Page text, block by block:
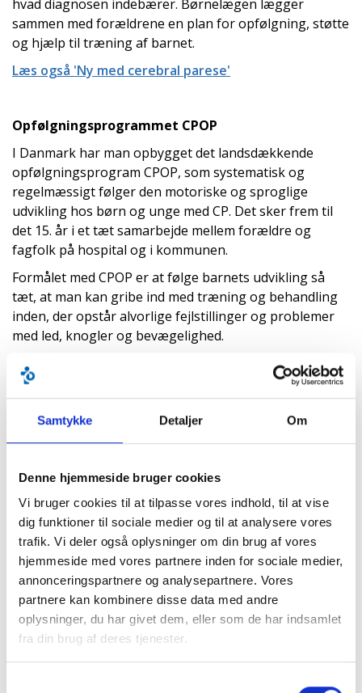
Samtykke Detaljer Om
Denne hjemmeside bruger cookies
Vi bruger cookies til at tilpasse vores indhold, til at vise
dig funktioner til sociale medier og til at analysere vores
trafik. Vi deler også oplysninger om din brug af vores
hjemmeside med vores partnere inden for sociale medier,
annonceringspartnere og analysepartnere. Vores
partnere kan kombinere disse data med andre
oplysninger, du har givet dem, eller som de har indsamlet
fra din brug af deres tjenester.
hvad diagnosen indebærer. Børnelægen lægger
sammen med forældrene en plan for opfølgning, støtte
og hjælp til træning af barnet.
Læs også 'Ny med cerebral parese'
Opfølgningsprogrammet CPOP
I Danmark har man opbygget det landsdækkende
opfølgningsprogram CPOP, som systematisk og
regelmæssigt følger den motoriske og sproglige
udvikling hos børn og unge med CP. Det sker frem til
det 15. år i et tæt samarbejde mellem forældre og
fagfolk på hospital og i kommunen.
Formålet med CPOP er at følge barnets udvikling så
tæt, at man kan gribe ind med træning og behandling
inden, der opstår alvorlige fejlstillinger og problemer
med led, knogler og bevægelighed.
Du kan læse mere om opfølgningsprogrammet på
www.cpop.dk
opfølgningsprogrammet på www.cpguiden.dk
Voksne med cerebral parese
Der eksisterer ikke et tilsvarende opfølgningsprogram
som CPOP for unge over 15 år og voksne med cerebral
parese. Her vil den praktiserende læge eller neurolog
være tovholder, når der opstår vanskeligheder, som
kræver behandling, træning eller hjælpemidler.
Få støtte, hjælp og rådgivning - bliv støttemedlem